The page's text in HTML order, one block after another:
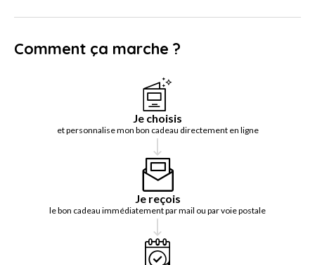
Comment ça marche ?
Je choisis
et personnalise mon bon cadeau directement en ligne
Je reçois
le bon cadeau immédiatement par mail ou par voie postale